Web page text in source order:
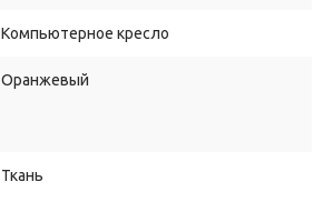
Компьютерное кресло
Оранжевый
Ткань